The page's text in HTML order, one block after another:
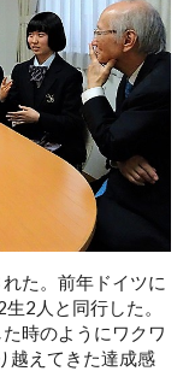
た。前年ドイツに
2人と同行した。
時のようにワクワ
越えてきた達成感